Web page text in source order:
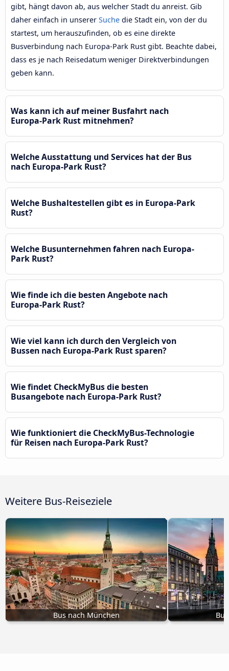
gibt, hängt davon ab, aus welcher Stadt du anreist. Gib
daher einfach in unserer Suche die Stadt ein, von der du
startest, um herauszufinden, ob es eine direkte
Busverbindung nach Europa-Park Rust gibt. Beachte dabei,
dass es je nach Reisedatum weniger Direktverbindungen
geben kann.
Was kann ich auf meiner Busfahrt nach
Europa-Park Rust mitnehmen?
Welche Ausstattung und Services hat der Bus
nach Europa-Park Rust?
Welche Bushaltestellen gibt es in Europa-Park
Rust?
Welche Busunternehmen fahren nach Europa-
Park Rust?
Wie finde ich die besten Angebote nach
Europa-Park Rust?
Wie viel kann ich durch den Vergleich von
Bussen nach Europa-Park Rust sparen?
Wie findet CheckMyBus die besten
Busangebote nach Europa-Park Rust?
Wie funktioniert die CheckMyBus-Technologie
für Reisen nach Europa-Park Rust?
Weitere Bus-Reiseziele
Bus nach München